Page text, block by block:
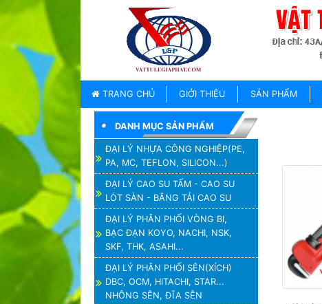
TRANG CHỦ GIỚI THIỆU SẢN PHẨM
TRANG
CHỦ
SẢN
PHẨM
THƯƠNG
TIN
TỨC
DANH MỤC SẢN PHẨM
ĐẠI LÝ NHỰA CÔNG NGHIỆP(PE,
PA, MC, TEFLON, SILICON...)
ĐẠI LÝ CAO SU TẤM - CAO SU
LÓT SÀN - BĂNG TẢI CAO SU
ĐẠI LÝ PHÂN PHỐI VÒNG BI,
BẠC ĐẠN KOYO, NACHI, NSK,
SKF, THK, ASAHI...
ĐẠI LÝ PHÂN PHỐI SÊN(XÍCH)
DBC, OCM, HITACHI, STAR...
NHÔNG SÊN, ĐĨA SÊN